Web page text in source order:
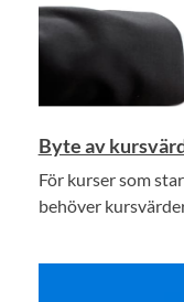
Byte av
För kurser som
behöver